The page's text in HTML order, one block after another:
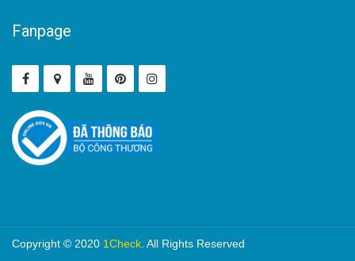
Fanpage
Copyright © 2020 1Check . All Rights Reserved